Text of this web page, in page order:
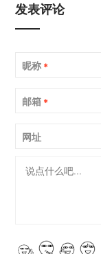
发表评论
昵称 *
邮箱 *
网址